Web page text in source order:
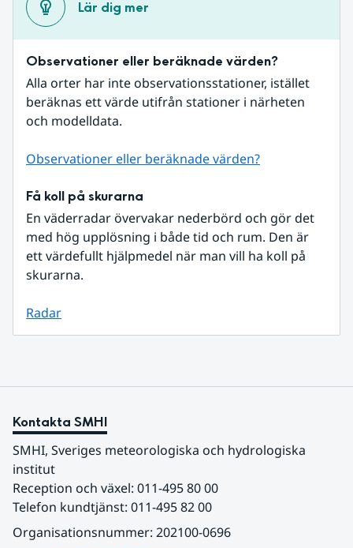
Lär dig mer
Observationer eller beräknade värden?
Alla orter har inte observationsstationer, istället
beräknas ett värde utifrån stationer i närheten
och modelldata.
Observationer eller beräknade värden?
Få koll på skurarna
En väderradar övervakar nederbörd och gör det
med hög upplösning i både tid och rum. Den är
ett värdefullt hjälpmedel när man vill ha koll på
skurarna.
Radar
Kontakta SMHI
SMHI, Sveriges meteorologiska och hydrologiska
institut
Reception och växel: 011-495 80 00
Telefon kundtjänst: 011-495 82 00
Organisationsnummer: 202100-0696